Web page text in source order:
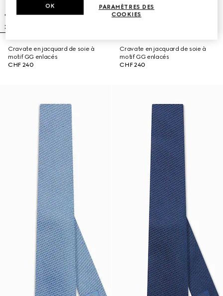
Cravate en jacquard de soie à
motif GG enlacés
CHF 240
Cravate en jacquard de soie à
motif GG enlacés
CHF 240
PARAMÈTRES DES
COOKIES
OK